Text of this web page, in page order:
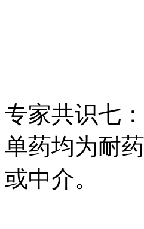
专家共识七
单药均为耐
或中介。